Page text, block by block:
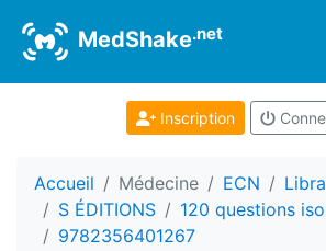
MedShake.net
Inscription
Accueil Médecine ECN
S ÉDITIONS
120 questions
9782356401267